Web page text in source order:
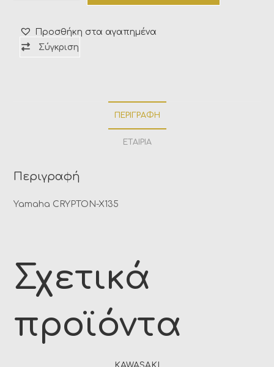
Προσθήκη στα αγαπημένα
Σύγκριση
ΠΕΡΙΓΡΑΦΉ
ΕΤΑΙΡΊΑ
Περιγραφή
Yamaha CRYPTON-X135
Σχετικά
προϊόντα